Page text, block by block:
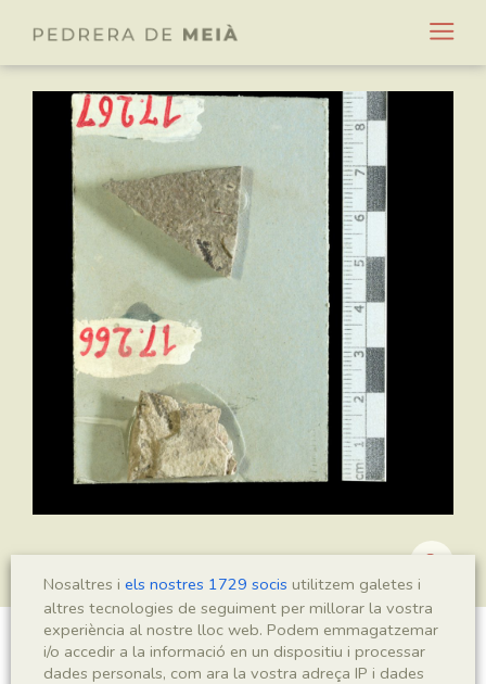
Montsechia vidalii
Nosaltres i els nostres 1729 socis utilitzem galetes i
altres tecnologies de seguiment per millorar la vostra
experiència al nostre lloc web. Podem emmagatzemar
i/o accedir a la informació en un dispositiu i processar
dades personals, com ara la vostra adreça IP i dades